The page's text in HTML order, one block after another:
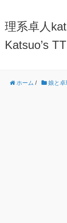
理系卓人
Katsuo’s
ホーム / 娘と卓